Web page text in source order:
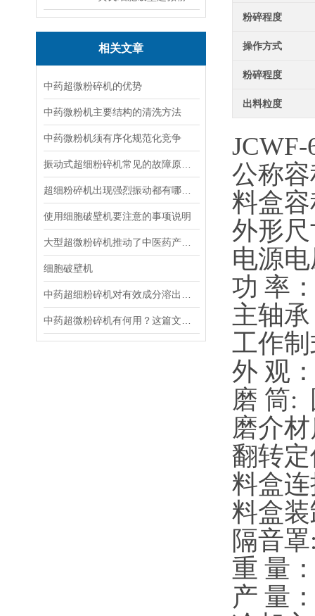
相关文章
中药超微粉碎机的优势
中药微粉机主要结构的清洗方法
中药微粉机须有序化规范化竞争
使用细胞破壁机要注意的事项说明
细胞破壁机
粉碎程度
操作方式
粉碎程度
出料粒度
公称
料
外形尺
电源
功
主轴
工作
外
磨 筒:
磨介
翻转
料
料盒
隔音
重 量
产 量